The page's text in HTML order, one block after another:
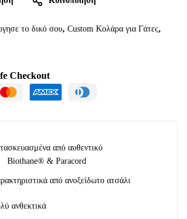
το δικό σου, Custom Κολάρα για Γάτες,
Checkout
από αυθεντικό
Biothane® & Paracord
από ανοξείδωτο ατσάλι
ανθεκτικά